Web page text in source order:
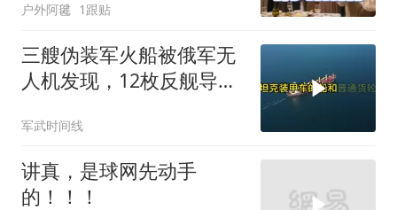
夫全家10人被新户主请出
家门
户外阿毽 1跟贴
三艘伪装军火船被俄军无
人机发现，12枚反舰导弹
遭重锤
军武时间线
讲真，是球网先动手
的！！！